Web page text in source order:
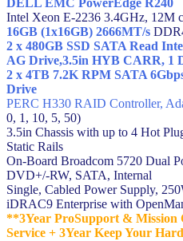
DELL EMC PowerEdge R240
Intel Xeon E-2236 3.4GHz, 12M
16GB (1x16GB) 2666MT/s
2 x 480GB SSD SATA Read
AG Drive,3.5in HYB CARR, 1
2 x 4TB 7.2K RPM SATA
Drive
PERC H330 RAID Controller,
0, 1, 10, 5, 50)
3.5in Chassis with up to 4 Hot
Static Rails
On-Board Broadcom 5720 Dual
DVD+/-RW, SATA, Internal
Single, Cabled Power Supply,
iDRAC9 Enterprise with
**3Year ProSupport & Mission
Service + 3Year Keep Your